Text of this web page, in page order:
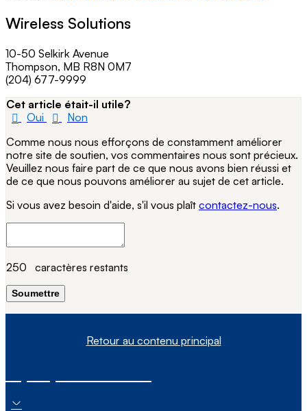
Wireless Solutions
10-50 Selkirk Avenue
Thompson, MB R8N 0M7
(204) 677-9999
Cet article était-il utile?
Oui
Non
Comme nous nous efforçons de constamment améliorer
notre site de soutien, vos commentaires nous sont précieux.
Veuillez nous faire part de ce que nous avons bien réussi et
de ce que nous pouvons améliorer au sujet de cet article.
Si vous avez besoin d'aide, s'il vous plaît contactez-nous.
250 caractères restants
Soumettre
Retour au contenu principal